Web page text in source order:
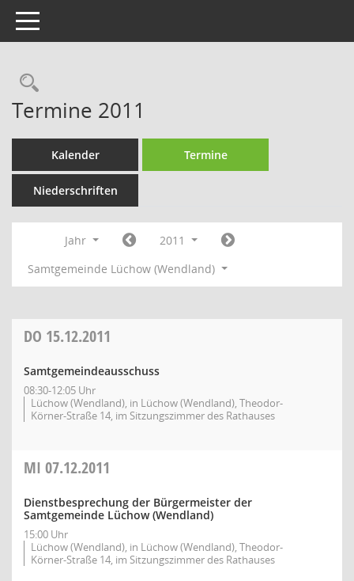
Toggle navigation
Rechercheauswahl
Termine 2011
Kalender Termine
Niederschriften
Jahr
2011
Samtgemeinde Lüchow (Wendland)
DO 15.12.2011
Samtgemeindeausschuss
08:30-12:05 Uhr
Lüchow (Wendland), in Lüchow (Wendland), Theodor-
Körner-Straße 14, im Sitzungszimmer des Rathauses
MI 07.12.2011
Dienstbesprechung der Bürgermeister der
Samtgemeinde Lüchow (Wendland)
15:00 Uhr
Lüchow (Wendland), in Lüchow (Wendland), Theodor-
Körner-Straße 14, im Sitzungszimmer des Rathauses